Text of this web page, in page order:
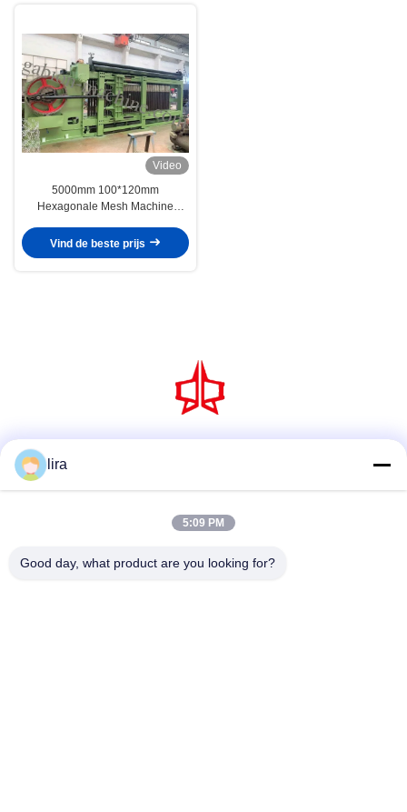
Video
5000mm 100*120mm
Hexagonale Mesh Machine
Defensiemand
Vind de beste prijs
lira
5:09 PM
Good day, what product are you looking for?